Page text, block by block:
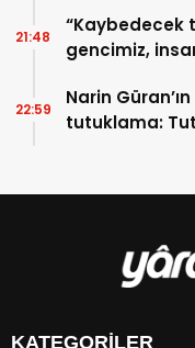
“Kaybedecek
gencimiz,
21:48
Narin
tutuklama:
22:59
KATEGORİLER